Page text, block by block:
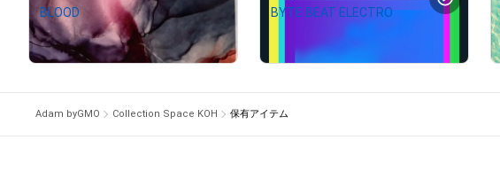
BLOOD
¥1,000
BYTE BEAT ELECTRO
Adam byGMO Collection Space KOH 保有アイテム